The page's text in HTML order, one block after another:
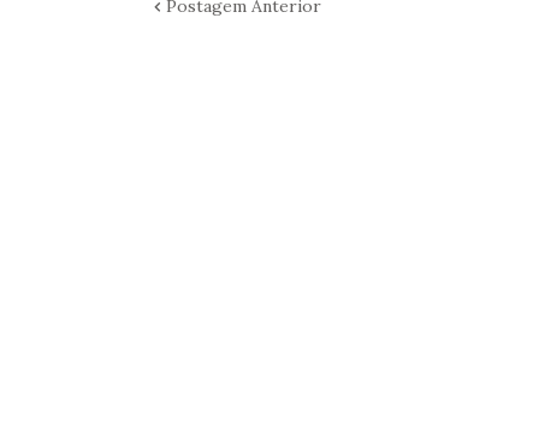
Postagem Anterior